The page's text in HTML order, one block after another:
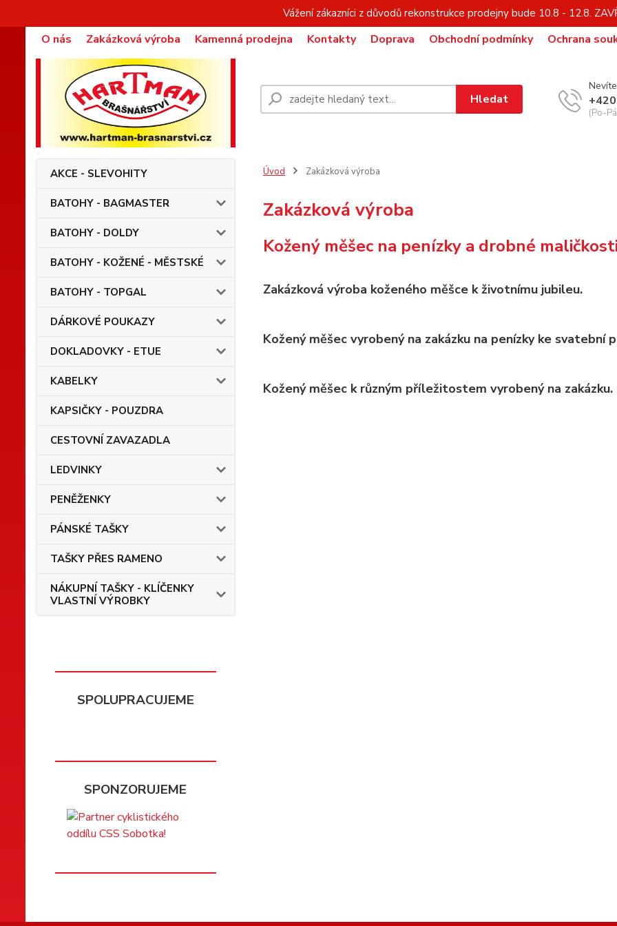
Vážení zákazníci z důvodů rekonstrukce prodejny bude 10.8 - 12.8.
O nás Zakázková výroba Kamenná prodejna Kontakty Doprava Obchodní podmínky Ochrana
Hledat
(Po-
AKCE - SLEVOHITY
BATOHY - BAGMASTER
BATOHY - DOLDY
BATOHY - KOŽENÉ - MĚSTSKÉ
BATOHY - TOPGAL
DÁRKOVÉ POUKAZY
DOKLADOVKY - ETUE
KABELKY
KAPSIČKY - POUZDRA
CESTOVNÍ ZAVAZADLA
LEDVINKY
PENĚŽENKY
PÁNSKÉ TAŠKY
TAŠKY PŘES RAMENO
NÁKUPNÍ TAŠKY - KLÍČENKY
VLASTNÍ VÝROBKY
SPOLUPRACUJEME
SPONZORUJEME
Úvod Zakázková výroba
Zakázková výroba
Kožený měšec na penízky a drobné
Zakázková výroba koženého měšce k životnímu jubileu.
Kožený měšec vyrobený na zakázku na penízky ke svatební
Kožený měšec k různým příležitostem vyrobený na zakázku.